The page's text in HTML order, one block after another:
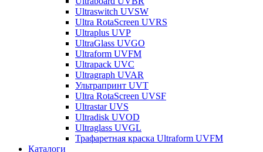
Ultraswitch UVSW
Ultra RotaScreen UVRS
Ultraplus UVP
UltraGlass UVGO
Ultraform UVFM
Ultrapack UVC
Ultragraph UVAR
Ультрапринт UVT
Ultra RotaScreen UVSF
Ultrastar UVS
Ultradisk UVOD
Ultraglass UVGL
Трафаретная краска Ultraform UVFM
Каталоги